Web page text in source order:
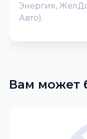
Энергия,
Авто).
Вам может